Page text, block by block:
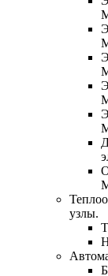
узлы.